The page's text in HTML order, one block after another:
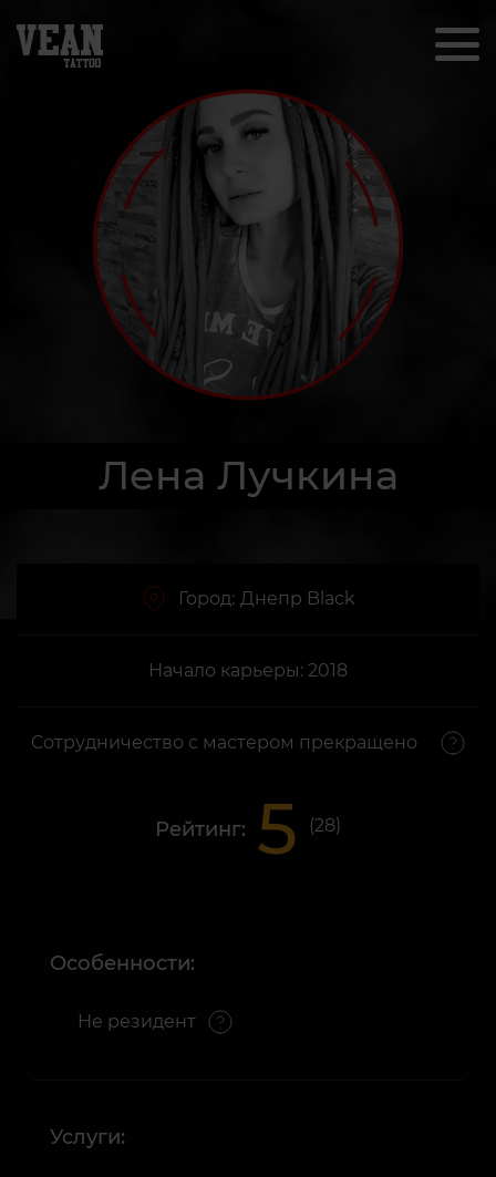
Лена Лучкина
Город: Днепр Black
Начало карьеры: 2018
Сотрудничество с мастером прекращено
Рейтинг: 5 (28)
Особенности:
Не резидент
Услуги: